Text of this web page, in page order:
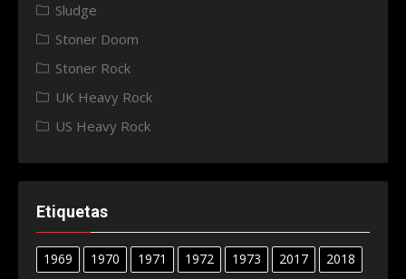
Sludge
Stoner Doom
Stoner Rock
UK Heavy Rock
US Heavy Rock
Etiquetas
1969 1970 1971 1972 1973 2017
2018